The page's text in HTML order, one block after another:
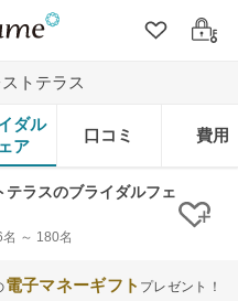
クリップ
ログ
トテラス
ダル
ア
口コミ 費用
ラスのブライダルフェ
～ 180名 ク
電子マネーギフト プレゼント！